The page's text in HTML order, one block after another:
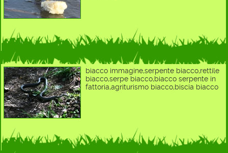
biacco immagine,serpente biacco,rettile
biacco,serpe biacco,biacco serpente in
fattoria,agriturismo biacco,biscia biacco